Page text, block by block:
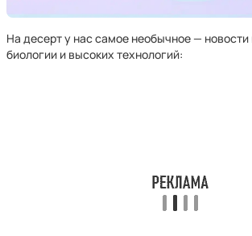
На десерт у нас самое необычное —
биологии и высоких технологий: